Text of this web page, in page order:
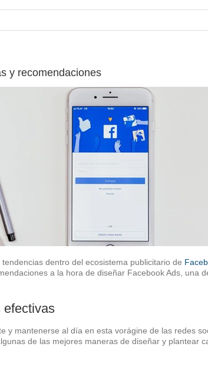
y recomendaciones
dentro del ecosistema publicitario de
a la hora de diseñar Facebook Ads, una
efectivas
y mantenerse al día en esta vorágine de las redes
de las mejores maneras de diseñar y plantear